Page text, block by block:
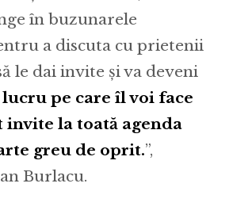
în buzunarele
a discuta cu prietenii
le dai invite și va deveni
pe care îl voi face
invite la toată agenda
greu de oprit.”,
Burlacu.